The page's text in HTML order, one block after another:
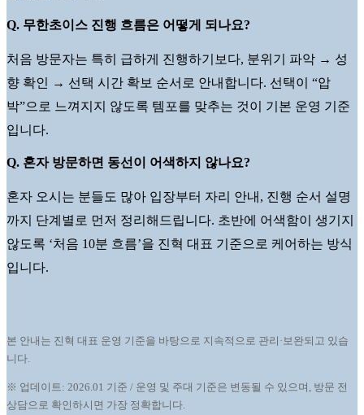
Q. 무한초이스 진행 흐름은 어떻게 되나요?
처음 방문자는 특히 급하게 진행하기보다, 분위기 파악 → 성
향 확인 → 선택 시간 확보 순서로 안내합니다. 선택이 “압
박”으로 느껴지지 않도록 템포를 맞추는 것이 기본 운영 기준
입니다.
Q. 혼자 방문하면 동선이 어색하지 않나요?
혼자 오시는 분들도 많아 입장부터 자리 안내, 진행 순서 설명
까지 단계별로 먼저 정리해드립니다. 초반에 어색함이 생기지
않도록 ‘처음 10분 흐름’을 진혁 대표 기준으로 케어하는 방식
입니다.
본 안내는 진혁 대표 운영 기준을 바탕으로 지속적으로 관리·보완되고 있습
니다.
※ 업데이트: 2026.01 기준 / 운영 및 주대 기준은 변동될 수 있으며, 방문 전
상담으로 확인하시면 가장 정확합니다.